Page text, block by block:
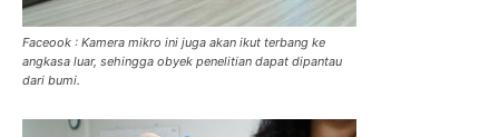
Faceook : Kamera mikro ini juga akan ikut terbang ke
angkasa luar, sehingga obyek penelitian dapat dipantau
dari bumi.